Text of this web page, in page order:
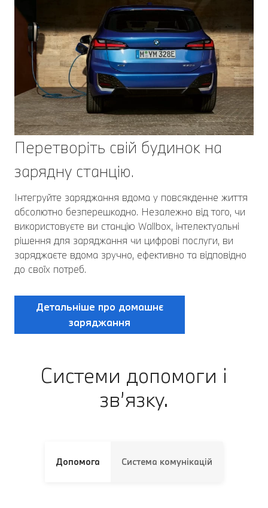
Перетворіть свій будинок на
зарядну станцію.
Інтегруйте заряджання вдома у повсякденне життя
абсолютно безперешкодно. Незалежно від того, чи
використовуєте ви станцію Wallbox, інтелектуальні
рішення для заряджання чи цифрові послуги, ви
заряджаєте вдома зручно, ефективно та відповідно
до своїх потреб.
Детальніше про домашнє
заряджання
Системи допомоги і
зв’язку.
Допомога Система комунікацій